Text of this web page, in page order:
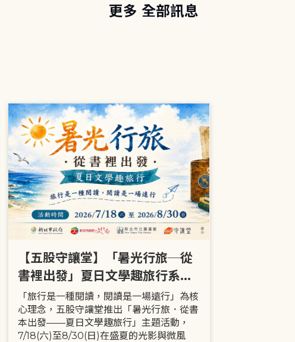
更多 全部訊息
【五股守讓堂】「暑光行旅─從
書裡出發」夏日文學趣旅行系列
活動
「旅行是一種閱讀，閱讀是一場遠行」為核
心理念，五股守讓堂推出「暑光行旅．從書
本出發——夏日文學趣旅行」主題活動，
7/18(六)至8/30(日)在盛夏的光影與微風